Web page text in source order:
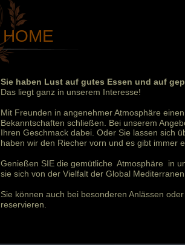
HOME
Sie haben Lust auf gutes Essen und auf
Das liegt ganz in unserem Interesse!
Mit Freunden in angenehmer Atmosphäre
Bekanntschaften schließen. Bei unserem
Ihren Geschmack dabei. Oder Sie lassen sich
haben wir den Riecher vorn und es gibt immer
Genießen SIE die gemütliche  Atmosphäre  in
sie sich von der Vielfalt der Global
Sie können auch bei besonderen Anlässen
reservieren.
HOME